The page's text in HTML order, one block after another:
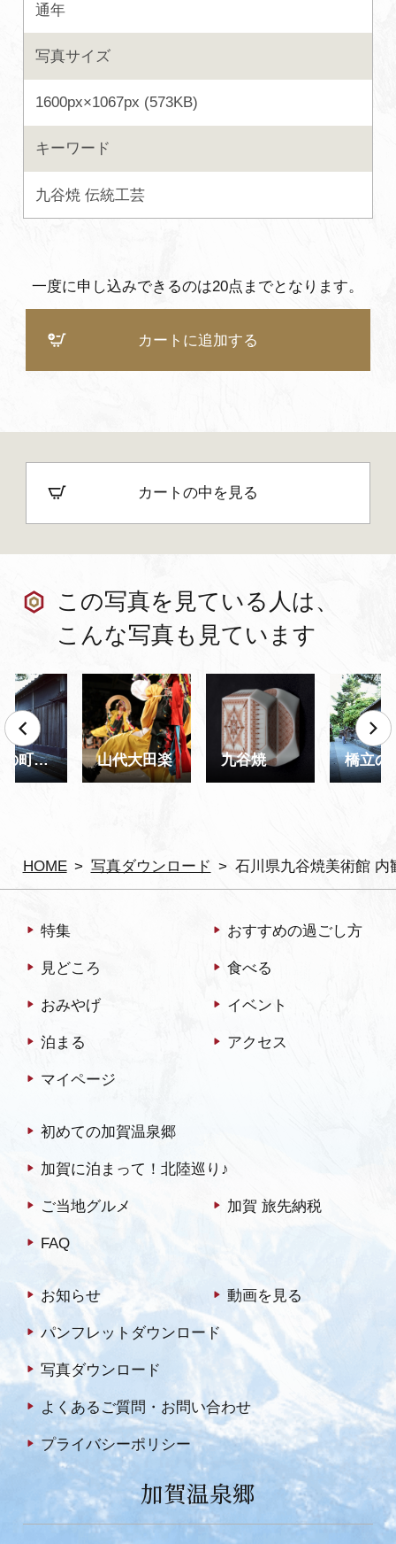
プライバシーポリシー
HOME 写真ダウンロード 石川県九谷焼美術館 内
通年
写真サイズ
1600px×1067px (573KB)
キーワード
九谷焼 伝統工芸
一度に申し込みできるのは20点までとなります。
カートに追加する
カートの中を見る
この写真を見ている人は、
こんな写真も見ています
橋立の町並み 山代大田楽 九谷焼
特集 おすすめの過ごし方
見どころ 食べる
おみやげ イベント
泊まる アクセス
マイページ
初めての加賀温泉郷
加賀に泊まって！北陸巡り♪
ご当地グルメ 加賀 旅先納税
FAQ
お知らせ 動画を見る
パンフレットダウンロード
写真ダウンロード
よくあるご質問・お問い合わせ
プライバシーポリシー
加賀温泉郷